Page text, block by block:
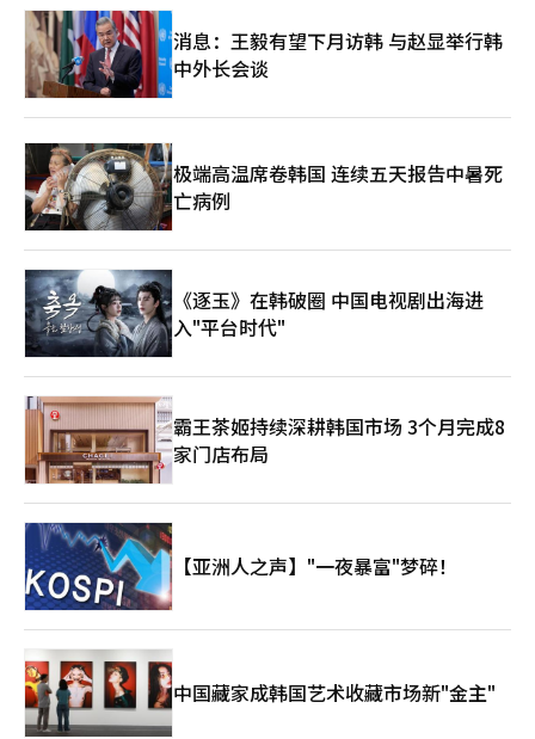
选择减产是因为市场行情持续恶化。受国内外不确定性扩大影响，
智能手机和笔记本电脑等核心消费电子产品的出货量持续低迷。而
企业级SSD市场也因IT投资放缓而增长受限。 此外，NAND价格从
去年第三季度起开始下跌，今年上半年的需求前景依然悲观。中国
解，美光、铠侠和西部数据已宣布削减产量，而三星电子和SK海
力士也需要根据市场情况调整生产战略，以应对库存压力和技术升
级的挑战。 SK海力士韩国京畿道利川总部【图片来源 韩联社】
消息：王毅有望下月访韩 与赵显举行韩
中外长会谈
极端高温席卷韩国 连续五天报告中暑死
亡病例
《逐玉》在韩破圈 中国电视剧出海进
入"平台时代"
霸王茶姬持续深耕韩国市场 3个月完成8
家门店布局
【亚洲人之声】"一夜暴富"梦碎！
中国藏家成韩国艺术收藏市场新"金主"